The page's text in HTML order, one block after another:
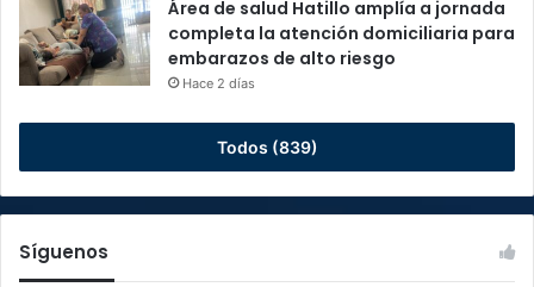
Área de salud Hatillo amplía a jornada
completa la atención domiciliaria para
embarazos de alto riesgo
Hace 2 días
Todos (839)
Síguenos